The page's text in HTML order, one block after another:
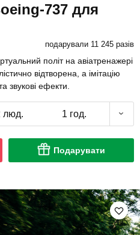
737 для
подарували 11 245 разів
політ на авіатренажері
відтворена, а імітацію
звукові ефекти.
люд. 1 год.
Подарувати